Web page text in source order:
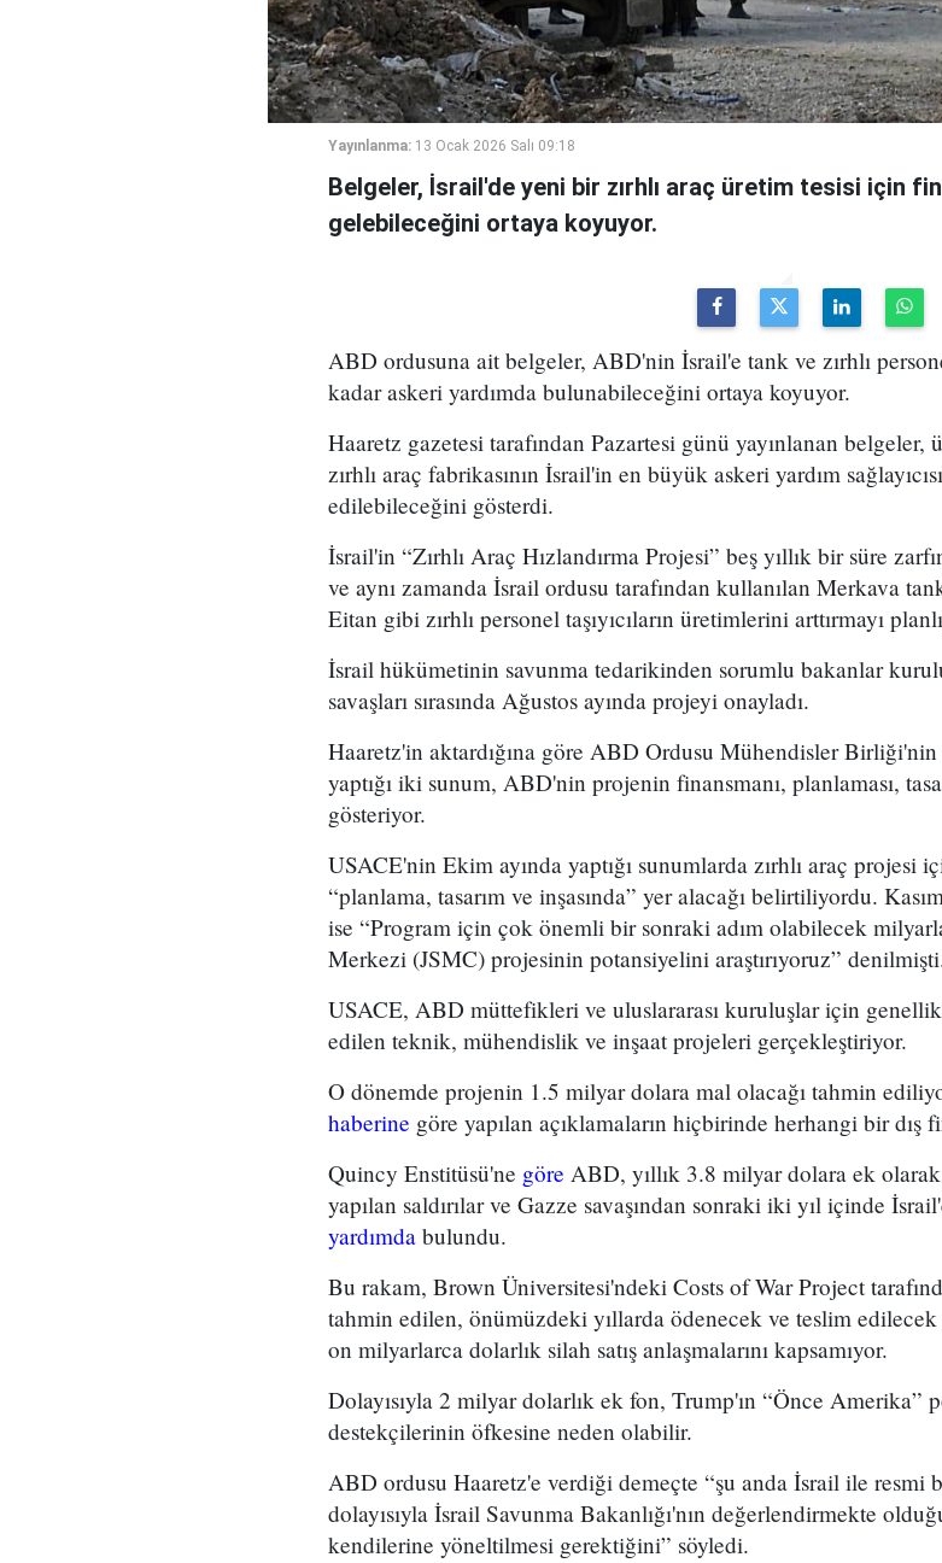
Yayınlanma: 13 Ocak 2026 Salı 09:18
Belgeler, İsrail'de yeni bir zırhlı araç üretim tesisi için
gelebileceğini ortaya koyuyor.
ABD ordusuna ait belgeler, ABD'nin İsrail'e tank ve zırhlı
kadar askeri yardımda bulunabileceğini ortaya koyuyor.
Haaretz gazetesi tarafından Pazartesi günü yayınlanan
zırhlı araç fabrikasının İsrail'in en büyük askeri yardım
edilebileceğini gösterdi.
İsrail'in “Zırhlı Araç Hızlandırma Projesi” beş yıllık bir süre
ve aynı zamanda İsrail ordusu tarafından kullanılan Merkava
Eitan gibi zırhlı personel taşıyıcıların üretimlerini arttırmayı
İsrail hükümetinin savunma tedarikinden sorumlu bakanlar
savaşları sırasında Ağustos ayında projeyi onayladı.
Haaretz'in aktardığına göre ABD Ordusu Mühendisler
yaptığı iki sunum, ABD'nin projenin finansmanı, planlaması,
gösteriyor.
USACE'nin Ekim ayında yaptığı sunumlarda zırhlı araç
“planlama, tasarım ve inşasında” yer alacağı belirtiliyordu.
ise “Program için çok önemli bir sonraki adım olabilecek
Merkezi (JSMC) projesinin potansiyelini araştırıyoruz”
USACE, ABD müttefikleri ve uluslararası kuruluşlar için
edilen teknik, mühendislik ve inşaat projeleri gerçekleştiriyor.
O dönemde projenin 1.5 milyar dolara mal olacağı tahmin
haberine göre yapılan açıklamaların hiçbirinde herhangi bir dış
Quincy Enstitüsü'ne göre ABD, yıllık 3.8 milyar dolara ek
yapılan saldırılar ve Gazze savaşından sonraki iki yıl içinde
yardımda bulundu.
Bu rakam, Brown Üniversitesi'ndeki Costs of War Project
tahmin edilen, önümüzdeki yıllarda ödenecek ve teslim
on milyarlarca dolarlık silah satış anlaşmalarını kapsamıyor.
Dolayısıyla 2 milyar dolarlık ek fon, Trump'ın “Önce Amerika”
destekçilerinin öfkesine neden olabilir.
ABD ordusu Haaretz'e verdiği demeçte “şu anda İsrail ile resmi
dolayısıyla İsrail Savunma Bakanlığı'nın değerlendirmekte
kendilerine yöneltilmesi gerektiğini” söyledi.